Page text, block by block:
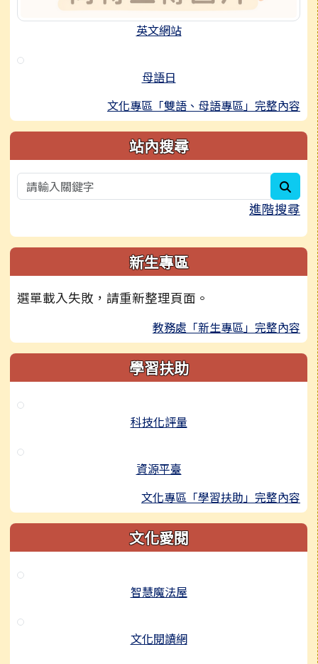
英文網站
母語日
文化專區「雙語、母語專區」完整內容
站內搜尋
進階搜尋
新生專區
選單載入失敗，請重新整理頁面。
教務處「新生專區」完整內容
學習扶助
科技化評量
資源平臺
文化專區「學習扶助」完整內容
文化愛閱
智慧魔法屋
文化閱讀網